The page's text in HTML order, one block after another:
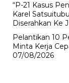
“P-21 Kasus
Karel
Diserahkan Ke
Pelantikan 10
Minta Kerja
07/08/2026